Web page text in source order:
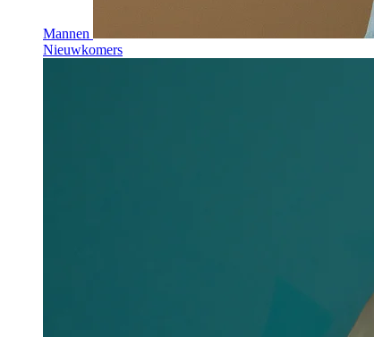
Mannen
Nieuwkomers